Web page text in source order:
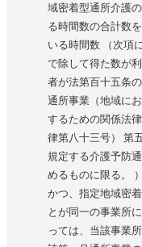
域密着型通所介護
る時間数の合計数
いる時間数 （次項
で除して得た数が
者が法第百十五条
通所事業（地域に
するための関係法
律第八十三号） 第
規定する介護予防
めるものに限る。
かつ、指定地域密
とが同一の事業所
っては、当該事業